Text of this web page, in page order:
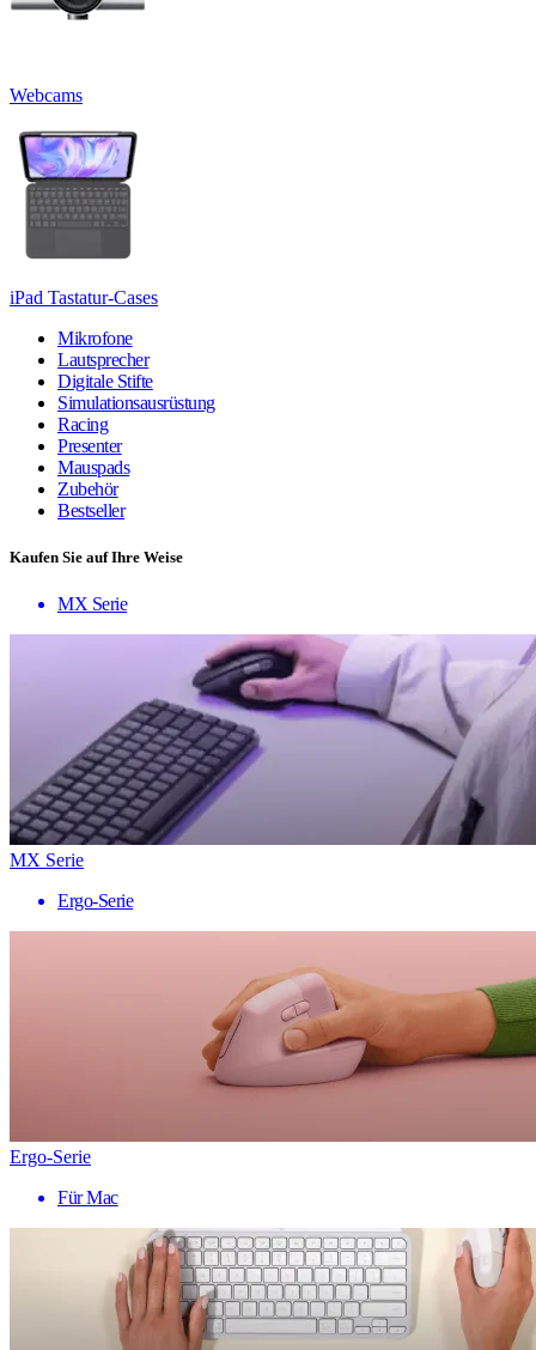
Webcams
iPad Tastatur-Cases
Mikrofone
Lautsprecher
Digitale Stifte
Simulationsausrüstung
Racing
Presenter
Mauspads
Zubehör
Bestseller
Kaufen Sie auf Ihre Weise
MX Serie
MX Serie
Ergo-Serie
Ergo-Serie
Für Mac